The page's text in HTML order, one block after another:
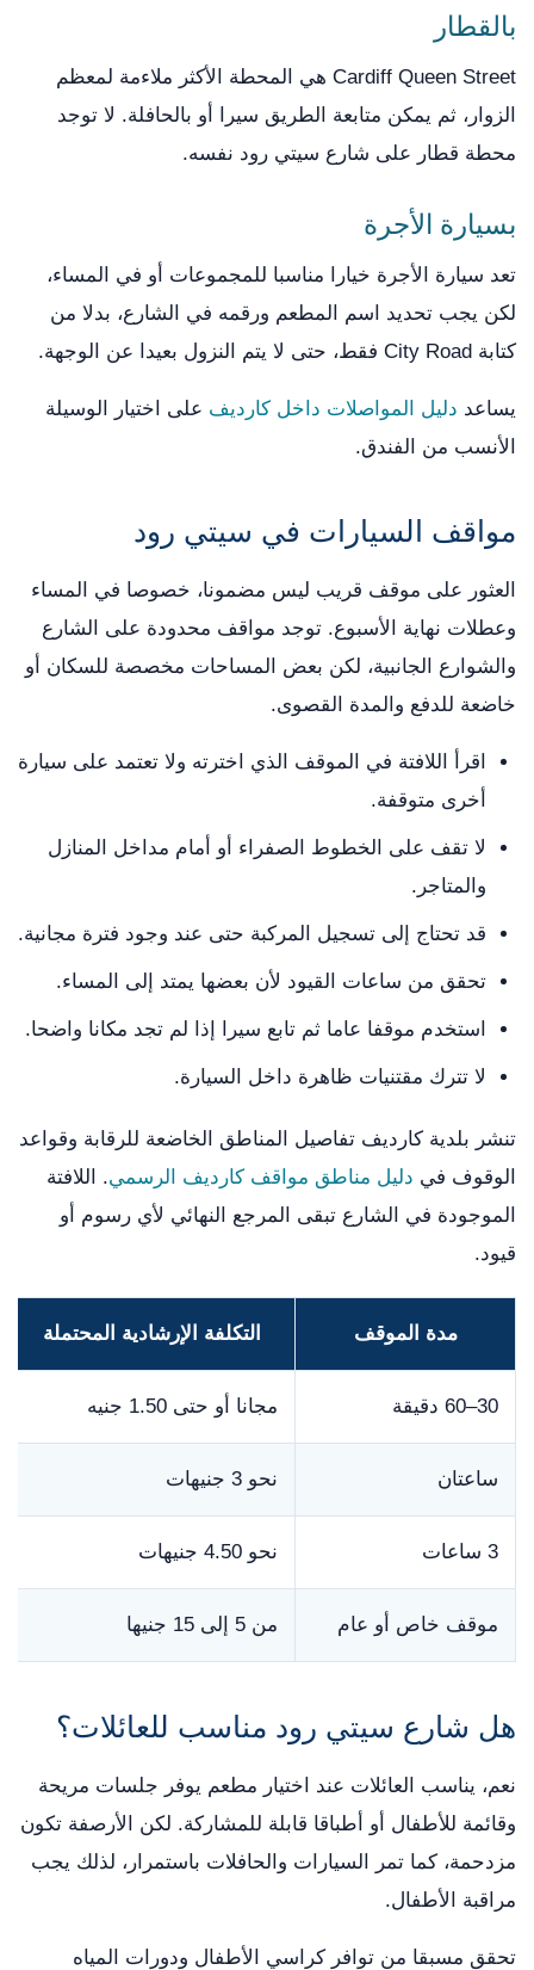
بالقطار
Cardiff Queen Street هي المحطة الأكثر ملاءمة لمعظم
الزوار، ثم يمكن متابعة الطريق سيرا أو بالحافلة. لا توجد
محطة قطار على شارع سيتي رود نفسه.
بسيارة الأجرة
تعد سيارة الأجرة خيارا مناسبا للمجموعات أو في المساء،
لكن يجب تحديد اسم المطعم ورقمه في الشارع، بدلا من
كتابة City Road فقط، حتى لا يتم النزول بعيدا عن الوجهة.
يساعد دليل المواصلات داخل كارديف على اختيار الوسيلة
الأنسب من الفندق.
مواقف السيارات في سيتي رود
العثور على موقف قريب ليس مضمونا، خصوصا في المساء
وعطلات نهاية الأسبوع. توجد مواقف محدودة على الشارع
والشوارع الجانبية، لكن بعض المساحات مخصصة للسكان أو
خاضعة للدفع والمدة القصوى.
اقرأ اللافتة في الموقف الذي اخترته ولا تعتمد على سيارة
أخرى متوقفة.
لا تقف على الخطوط الصفراء أو أمام مداخل المنازل
والمتاجر.
قد تحتاج إلى تسجيل المركبة حتى عند وجود فترة مجانية.
تحقق من ساعات القيود لأن بعضها يمتد إلى المساء.
استخدم موقفا عاما ثم تابع سيرا إذا لم تجد مكانا واضحا.
لا تترك مقتنيات ظاهرة داخل السيارة.
تنشر بلدية كارديف تفاصيل المناطق الخاضعة للرقابة وقواعد
الوقوف في دليل مناطق مواقف كارديف الرسمي. اللافتة
الموجودة في الشارع تبقى المرجع النهائي لأي رسوم أو
قيود.
مدة الموقف التكلفة الإرشادية المحتملة
30–60 دقيقة مجانا أو حتى 1.50 جنيه
ساعتان نحو 3 جنيهات
3 ساعات نحو 4.50 جنيهات
موقف خاص أو عام من 5 إلى 15 جنيها
هل شارع سيتي رود مناسب للعائلات؟
نعم، يناسب العائلات عند اختيار مطعم يوفر جلسات مريحة
وقائمة للأطفال أو أطباقا قابلة للمشاركة. لكن الأرصفة تكون
مزدحمة، كما تمر السيارات والحافلات باستمرار، لذلك يجب
مراقبة الأطفال.
تحقق مسبقا من توافر كراسي الأطفال ودورات المياه